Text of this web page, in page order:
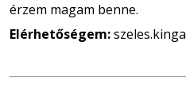
érzem magam benne.
Elérhetőségem: